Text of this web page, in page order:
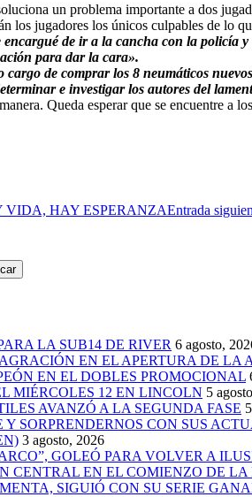
un problema importante a dos
los jugadores los únicos culpables de lo
encargué de ir a la cancha con la policía
para dar la cara».
cargo de comprar los 8 neumáticos
e investigar los autores del
Queda esperar que se encuentre a
HAY ESPERANZAEntrada
LA SUB14 DE RIVER 6 agosto,
EN EL APERTURA DE LA
EN EL DOBLES PROMOCIONAL
MIÉRCOLES 12 EN LINCOLN 5
AVANZÓ A LA SEGUNDA FASE
SORPRENDERNOS CON SUS
3 agosto, 2026
GOLEÓ PARA VOLVER A
CENTRAL EN EL COMIENZO DE
SIGUIÓ CON SU SERIE